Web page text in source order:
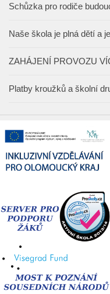
Schůzka pro rodiče
Naše škola je plná dětí a
ZAHÁJENÍ PROVOZU
Platby kroužků a školní